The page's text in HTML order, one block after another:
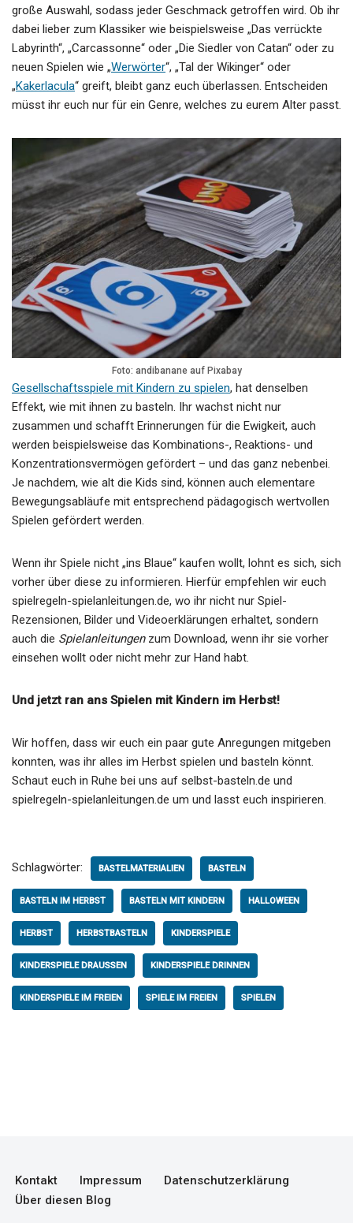
große Auswahl, sodass jeder Geschmack getroffen wird. Ob ihr
dabei lieber zum Klassiker wie beispielsweise „Das verrückte
Labyrinth“, „Carcassonne“ oder „Die Siedler von Catan“ oder zu
neuen Spielen wie „Werwörter“, „Tal der Wikinger“ oder
„Kakerlacula“ greift, bleibt ganz euch überlassen. Entscheiden
müsst ihr euch nur für ein Genre, welches zu eurem Alter passt.
Foto: andibanane auf Pixabay
Gesellschaftsspiele mit Kindern zu spielen, hat denselben
Effekt, wie mit ihnen zu basteln. Ihr wachst nicht nur
zusammen und schafft Erinnerungen für die Ewigkeit, auch
werden beispielsweise das Kombinations-, Reaktions- und
Konzentrationsvermögen gefördert – und das ganz nebenbei.
Je nachdem, wie alt die Kids sind, können auch elementare
Bewegungsabläufe mit entsprechend pädagogisch wertvollen
Spielen gefördert werden.
Wenn ihr Spiele nicht „ins Blaue“ kaufen wollt, lohnt es sich, sich
vorher über diese zu informieren. Hierfür empfehlen wir euch
spielregeln-spielanleitungen.de, wo ihr nicht nur Spiel-
Rezensionen, Bilder und Videoerklärungen erhaltet, sondern
auch die Spielanleitungenzum Download, wenn ihr sie vorher
einsehen wollt oder nicht mehr zur Hand habt.
Und jetzt ran ans Spielen mit Kindern im Herbst!
Wir hoffen, dass wir euch ein paar gute Anregungen mitgeben
konnten, was ihr alles im Herbst spielen und basteln könnt.
Schaut euch in Ruhe bei uns auf selbst-basteln.de und
spielregeln-spielanleitungen.de um und lasst euch inspirieren.
Schlagwörter: BASTELMATERIALIEN BASTELN
BASTELN IM HERBST BASTELN MIT KINDERN HALLOWEEN
HERBST HERBSTBASTELN KINDERSPIELE
KINDERSPIELE DRAUSSEN KINDERSPIELE DRINNEN
KINDERSPIELE IM FREIEN SPIELE IM FREIEN SPIELEN
Kontakt Impressum
Datenschutzerklärung
Über diesen Blog